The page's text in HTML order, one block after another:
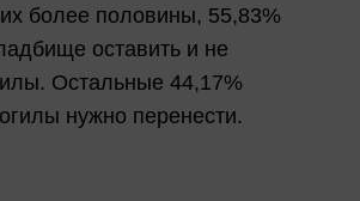
более половины, 55,83%
оставить и не
Остальные 44,17%
нужно перенести.